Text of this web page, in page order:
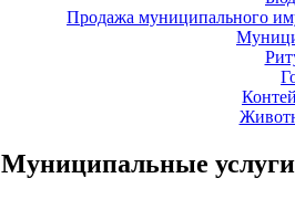
Продажа муниципального
Муниципальные